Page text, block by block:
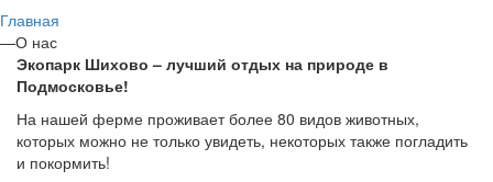
Главная
—О нас
Экопарк Шихово – лучший отдых на природе в
Подмосковье!
На нашей ферме проживает более 80 видов животных,
которых можно не только увидеть, некоторых также погладить
и покормить!